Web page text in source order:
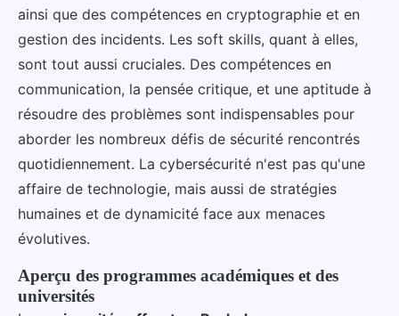
ainsi que des compétences en cryptographie et en
gestion des incidents. Les soft skills, quant à elles,
sont tout aussi cruciales. Des compétences en
communication, la pensée critique, et une aptitude à
résoudre des problèmes sont indispensables pour
aborder les nombreux défis de sécurité rencontrés
quotidiennement. La cybersécurité n'est pas qu'une
affaire de technologie, mais aussi de stratégies
humaines et de dynamicité face aux menaces
évolutives.
Aperçu des programmes académiques et des
universités